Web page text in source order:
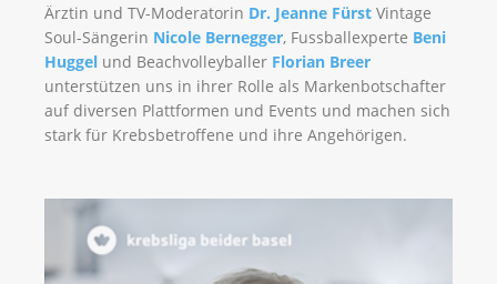
Ärztin und TV-Moderatorin Dr. Jeanne Fürst Vintage
Soul-Sängerin Nicole Bernegger, Fussballexperte Beni
Huggel und Beachvolleyballer Florian Breer
unterstützen uns in ihrer Rolle als Markenbotschafter
auf diversen Plattformen und Events und machen sich
stark für Krebsbetroffene und ihre Angehörigen.